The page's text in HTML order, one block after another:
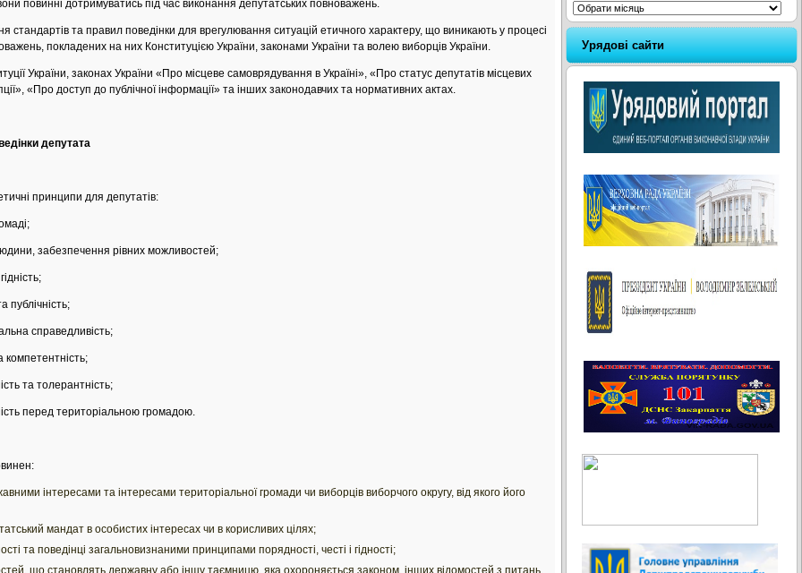
повинні дотримуватись під час виконання депутатських повноважень.
стандартів та правил поведінки для врегулювання ситуацій етичного характеру, що виникають у процесі
покладених на них Конституцією України, законами України та волею виборців України.
України, законах України «Про місцеве самоврядування в Україні», «Про статус депутатів місцевих
«Про доступ до публічної інформації» та інших законодавчих та нормативних актах.
депутата
принципи для депутатів:
забезпечення рівних можливостей;
публічність;
справедливість;
компетентність;
та толерантність;
перед територіальною громадою.
інтересами та інтересами територіальної громади чи виборців виборчого округу, від якого його
мандат в особистих інтересах чи в корисливих цілях;
та поведінці загальновизнаними принципами порядності, честі і гідності;
що становлять державну або іншу таємницю, яка охороняється законом, інших відомостей з питань,
Архіви
Урядові сайти